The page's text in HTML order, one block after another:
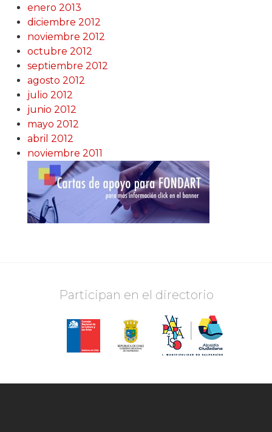
enero 2013
diciembre 2012
noviembre 2012
octubre 2012
septiembre 2012
agosto 2012
julio 2012
junio 2012
mayo 2012
abril 2012
noviembre 2011
Participan en el directorio